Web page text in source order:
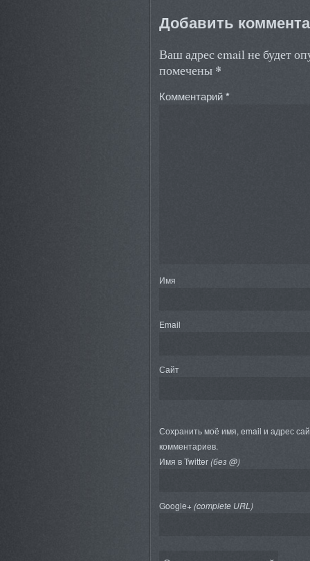
Добавить
Ваш адрес email не будет
помечены *
Комментарий*
Имя
Email
Сайт
Сохранить моё имя, email и адрес
комментариев.
Имя в Twitter(без @)
Google+(complete URL)